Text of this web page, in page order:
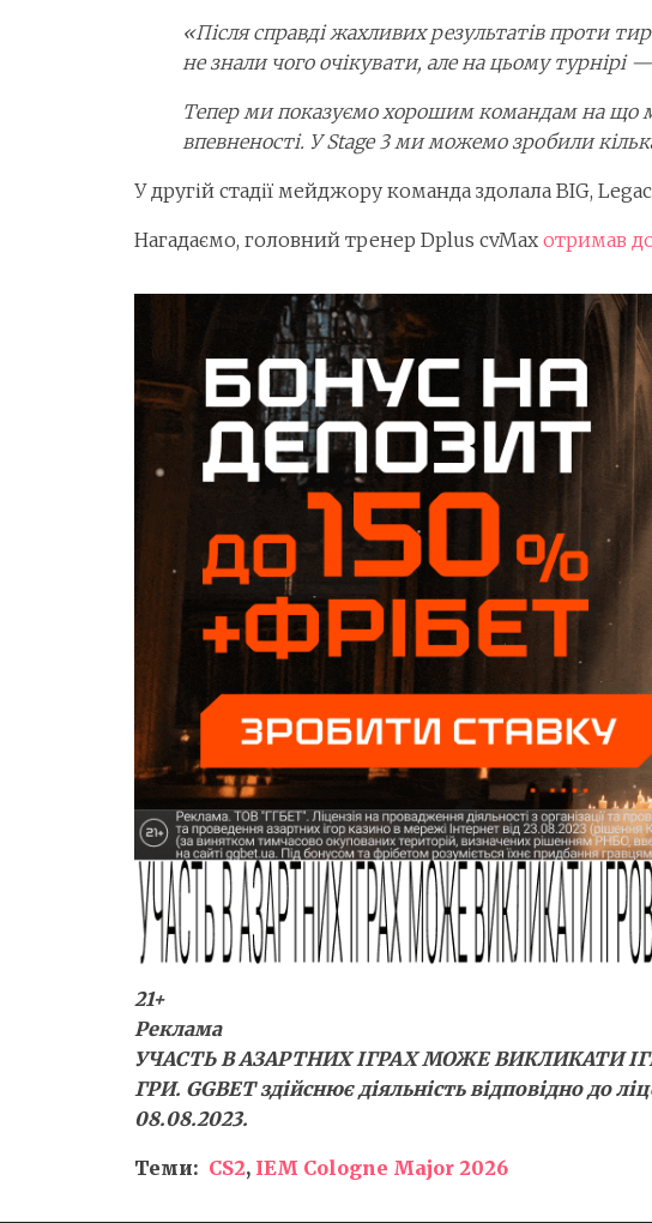
«Після справді жахливих результатів проти
не знали чого очікувати, але на цьому турнірі
Тепер ми показуємо хорошим командам на що
впевненості. У Stage 3 ми можемо зробили
У другій стадії мейджору команда здолала BIG,
Нагадаємо, головний тренер Dplus cvMax отримав
21+
Реклама
УЧАСТЬ В АЗАРТНИХ ІГРАХ МОЖЕ ВИКЛИКАТИ
ГРИ. GGBET здійснює діяльність відповідно до
08.08.2023.
Теми: CS2, IEM Cologne Major 2026